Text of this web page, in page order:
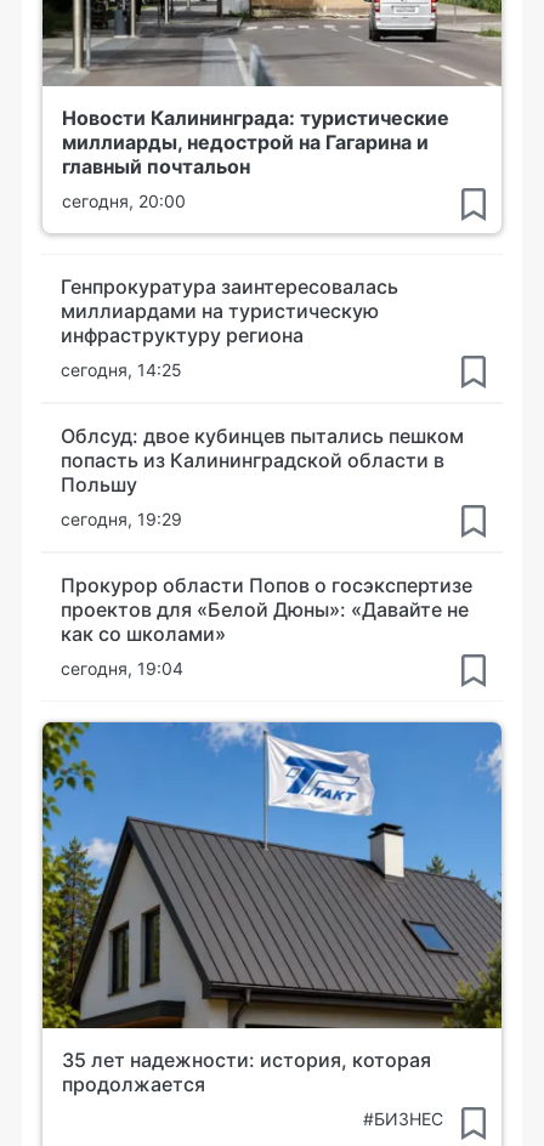
Новости Калининграда: туристические
миллиарды, недострой на Гагарина и
главный почтальон
сегодня, 20:00
Генпрокуратура заинтересовалась
миллиардами на туристическую
инфраструктуру региона
сегодня, 14:25
Облсуд: двое кубинцев пытались пешком
попасть из Калининградской области в
Польшу
сегодня, 19:29
Прокурор области Попов о госэкспертизе
проектов для «Белой Дюны»: «Давайте не
как со школами»
сегодня, 19:04
35 лет надежности: история, которая
продолжается
#БИЗНЕС